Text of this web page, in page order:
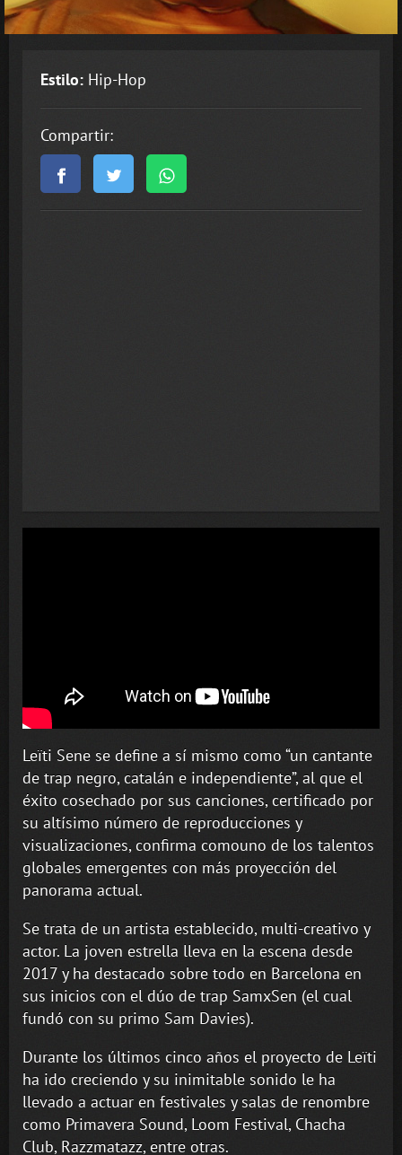
Estilo: Hip-Hop
Compartir:
Leïti Sene se define a sí mismo como “un cantante
de trap negro, catalán e independiente”, al que el
éxito cosechado por sus canciones, certificado por
su altísimo número de reproducciones y
visualizaciones, confirma comouno de los talentos
globales emergentes con más proyección del
panorama actual.
Se trata de un artista establecido, multi-creativo y
actor. La joven estrella lleva en la escena desde
2017 y ha destacado sobre todo en Barcelona en
sus inicios con el dúo de trap SamxSen (el cual
fundó con su primo Sam Davies).
Durante los últimos cinco años el proyecto de Leïti
ha ido creciendo y su inimitable sonido le ha
llevado a actuar en festivales y salas de renombre
como Primavera Sound, Loom Festival, Chacha
Club, Razzmatazz, entre otras.